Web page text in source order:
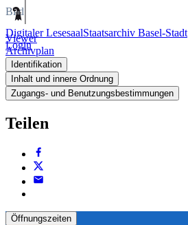
Digitaler LesesaalStaatsarchiv Basel-Stadt
Login
Bild
Viewer
Archivplan
Identifikation
Inhalt und innere Ordnung
Zugangs- und Benutzungsbestimmungen
Teilen
Öffnungszeiten